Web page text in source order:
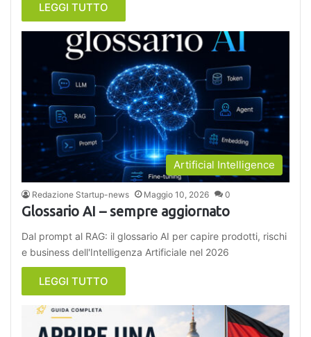
LEGGI TUTTO
Artificial Intelligence
Redazione Startup-news Maggio 10, 2026 0
Glossario AI – sempre aggiornato
Dal prompt al RAG: il glossario AI per capire prodotti, rischi
e business dell'Intelligenza Artificiale nel 2026
LEGGI TUTTO